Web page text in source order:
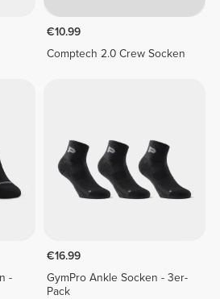
€10.99
Comptech 2.0 Crew Socken
-
€16.99
GymPro Ankle Socken - 3er-
Pack